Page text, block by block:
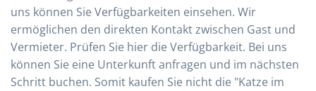
uns können Sie Verfügbarkeiten einsehen. Wir
ermöglichen den direkten Kontakt zwischen Gast und
Vermieter. Prüfen Sie hier die Verfügbarkeit. Bei uns
können Sie eine Unterkunft anfragen und im nächsten
Schritt buchen. Somit kaufen Sie nicht die "Katze im